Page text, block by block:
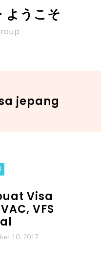
ようこそ
jepang
Visa
VFS
10, 2017